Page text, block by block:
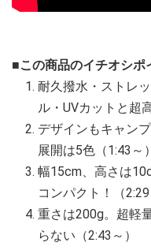
■この商品のイチオシポ
耐久撥水・ストレ
ル・UVカットと超
デザインもキャン
展開は5色（1:43～）
幅15cm、高さは
コンパクト！（2:29
重さは200g。超軽
らない（2:43～）